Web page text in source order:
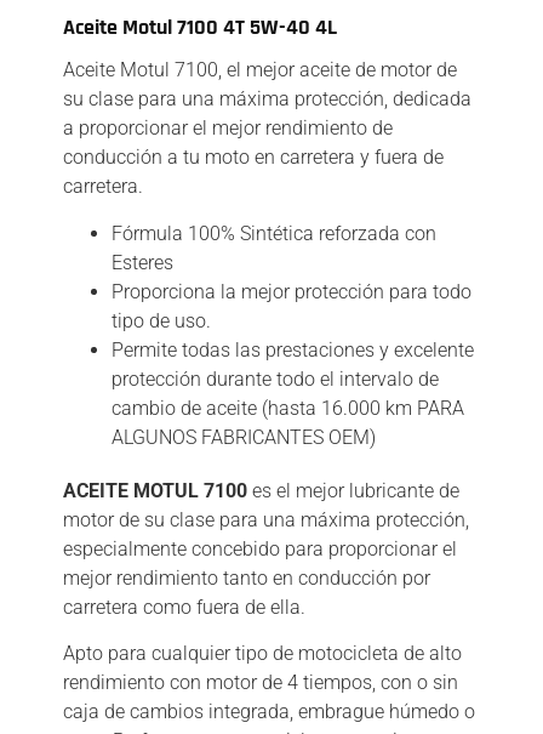
Aceite Motul 7100 4T 5W-40 4L
Aceite Motul 7100, el mejor aceite de motor de
su clase para una máxima protección, dedicada
a proporcionar el mejor rendimiento de
conducción a tu moto en carretera y fuera de
carretera.
Fórmula 100% Sintética reforzada con
Esteres
Proporciona la mejor protección para todo
tipo de uso.
Permite todas las prestaciones y excelente
protección durante todo el intervalo de
cambio de aceite (hasta 16.000 km PARA
ALGUNOS FABRICANTES OEM)
ACEITE MOTUL 7100 es el mejor lubricante de
motor de su clase para una máxima protección,
especialmente concebido para proporcionar el
mejor rendimiento tanto en conducción por
carretera como fuera de ella.
Apto para cualquier tipo de motocicleta de alto
rendimiento con motor de 4 tiempos, con o sin
caja de cambios integrada, embrague húmedo o